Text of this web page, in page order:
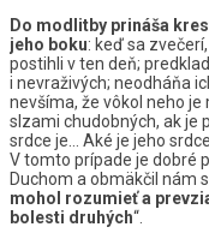
Do modlitby prináša
jeho boku: keď sa
postihli v ten deň;
i nevraživých; neodháňa
nevšíma, že vôkol neho
slzami chudobných, ak je
srdce je… Aké je jeho
V tomto prípade je dobré
Duchom a obmäkčil nám
mohol rozumieť a
bolesti druhých“.